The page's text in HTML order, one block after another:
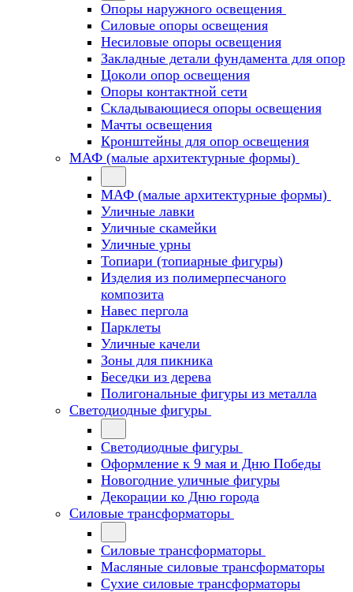
Опоры наружного освещения
Силовые опоры освещения
Несиловые опоры освещения
Закладные детали фундамента для опор
Цоколи опор освещения
Опоры контактной сети
Cкладывающиеся опоры освещения
Мачты освещения
Кронштейны для опор освещения
МАФ (малые архитектурные формы)
МАФ (малые архитектурные формы)
Уличные лавки
Уличные скамейки
Уличные урны
Топиари (топиарные фигуры)
Изделия из полимерпесчаного
композита
Навес пергола
Парклеты
Уличные качели
Зоны для пикника
Беседки из дерева
Полигональные фигуры из металла
Светодиодные фигуры
Светодиодные фигуры
Оформление к 9 мая и Дню Победы
Новогодние уличные фигуры
Декорации ко Дню города
Силовые трансформаторы
Силовые трансформаторы
Масляные силовые трансформаторы
Сухие силовые трансформаторы